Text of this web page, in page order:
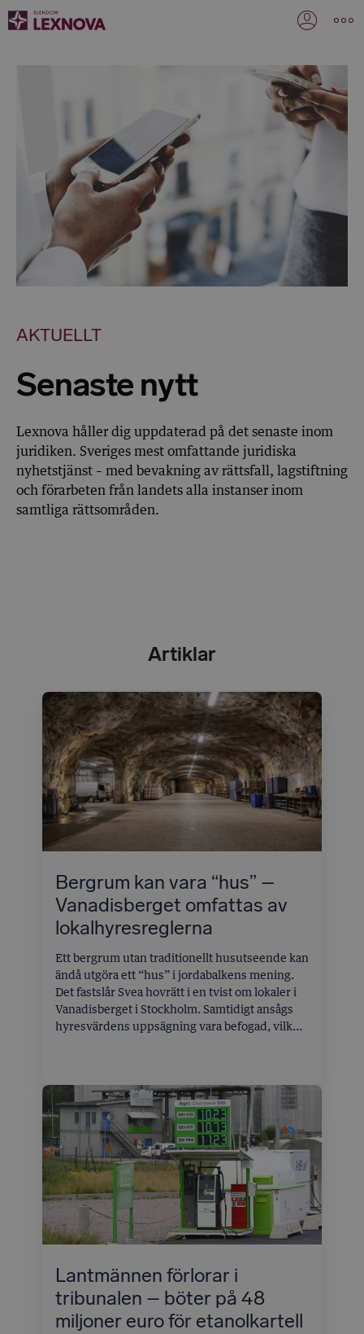
AKTUELLT
Senaste nytt
Lexnova håller dig uppdaterad på det senaste inom
juridiken. Sveriges mest omfattande juridiska
nyhetstjänst – med bevakning av rättsfall, lagstiftning
och förarbeten från landets alla instanser inom
samtliga rättsområden.
Artiklar
Bergrum kan vara “hus” –
Vanadisberget omfattas av
lokalhyresreglerna
Ett bergrum utan traditionellt husutseende kan
ändå utgöra ett “hus” i jordabalkens mening.
Det fastslår Svea hovrätt i en tvist om lokaler i
Vanadisberget i Stockholm. Samtidigt ansågs
hyresvärdens uppsägning vara befogad, vilket
kronor.
Lantmännen förlorar i
tribunalen – böter på 48
miljoner euro för etanolkartell